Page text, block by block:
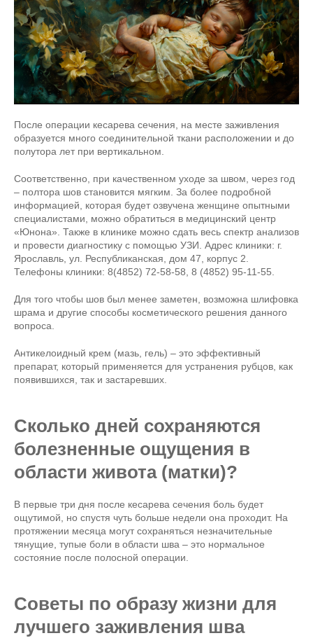
После операции кесарева сечения, на месте заживления
образуется много соединительной ткани расположении и до
полутора лет при вертикальном.
Соответственно, при качественном уходе за швом, через год
– полтора шов становится мягким. За более подробной
информацией, которая будет озвучена женщине опытными
специалистами, можно обратиться в медицинский центр
«Юнона». Также в клинике можно сдать весь спектр анализов
и провести диагностику с помощью УЗИ. Адрес клиники: г.
Ярославль, ул. Республиканская, дом 47, корпус 2.
Телефоны клиники: 8(4852) 72-58-58, 8 (4852) 95-11-55.
Для того чтобы шов был менее заметен, возможна шлифовка
шрама и другие способы косметического решения данного
вопроса.
Антикелоидный крем (мазь, гель) – это эффективный
препарат, который применяется для устранения рубцов, как
появившихся, так и застаревших.
Сколько дней сохраняются
болезненные ощущения в
области живота (матки)?
В первые три дня после кесарева сечения боль будет
ощутимой, но спустя чуть больше недели она проходит. На
протяжении месяца могут сохраняться незначительные
тянущие, тупые боли в области шва – это нормальное
состояние после полосной операции.
Советы по образу жизни для
лучшего заживления шва